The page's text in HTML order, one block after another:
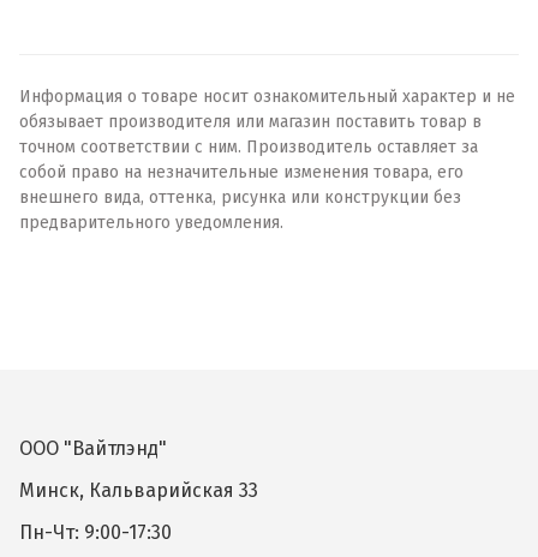
Информация о товаре носит ознакомительный характер и не
обязывает производителя или магазин поставить товар в
точном соответствии с ним. Производитель оставляет за
собой право на незначительные изменения товара, его
внешнего вида, оттенка, рисунка или конструкции без
предварительного уведомления.
ООО "Вайтлэнд"
Минск, Кальварийская 33
Пн-Чт: 9:00-17:30